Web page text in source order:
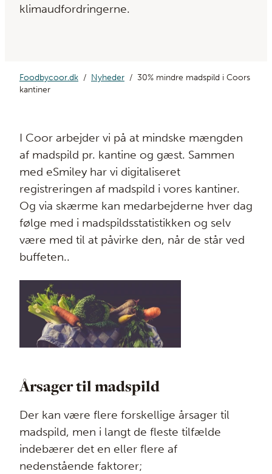
klimaudfordringerne.
Foodbycoor.dk Nyheder
30% mindre madspild i Coors
kantiner
I Coor arbejder vi på at mindske mængden
af madspild pr. kantine og gæst. Sammen
med eSmiley har vi digitaliseret
registreringen af madspild i vores kantiner.
Og via skærme kan medarbejderne hver dag
følge med i madspildsstatistikken og selv
være med til at påvirke den, når de står ved
buffeten..
Årsager til madspild
Der kan være flere forskellige årsager til
madspild, men i langt de fleste tilfælde
indebærer det en eller flere af
nedenstående faktorer;